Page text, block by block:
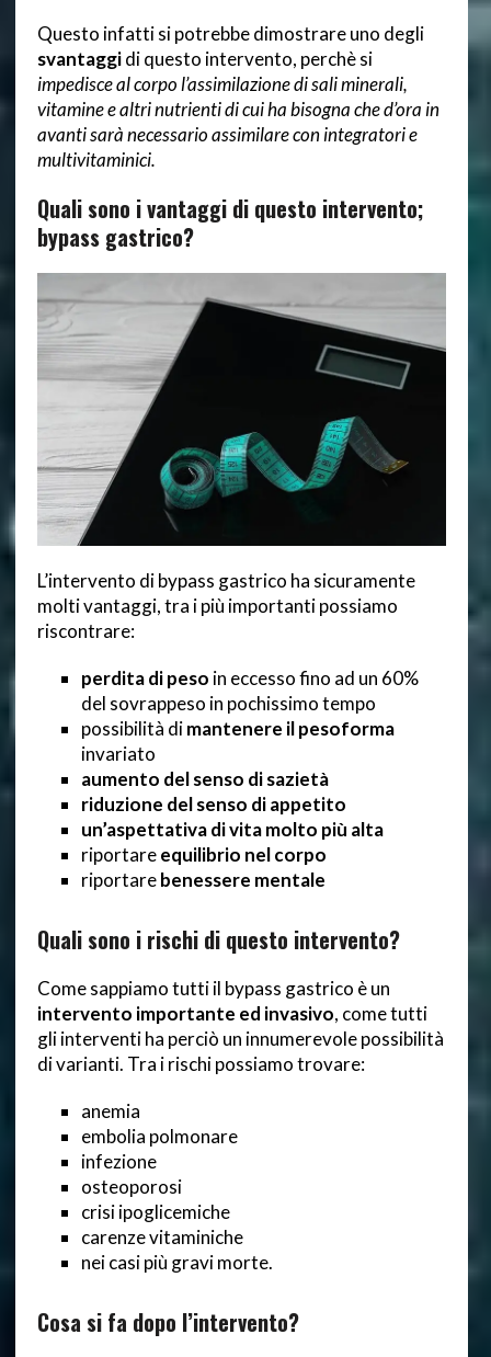
Questo infatti si potrebbe dimostrare uno degli
svantaggidi questo intervento, perchè si
impedisce al corpo l’assimilazione di sali minerali,
vitamine e altri nutrienti di cui ha bisogna che d’ora in
avanti sarà necessario assimilare con integratori e
multivitaminici.
Quali sono i vantaggi di questo intervento;
bypass gastrico?
L’intervento di bypass gastrico ha sicuramente
molti vantaggi, tra i più importanti possiamo
riscontrare:
perdita di peso in eccesso fino ad un 60%
del sovrappeso in pochissimo tempo
possibilità dimantenere il pesoforma
invariato
aumento del senso di sazietà
riduzione del senso di appetito
un’aspettativa di vita molto più alta
riportareequilibrio nel corpo
riportarebenessere mentale
Quali sono i rischi di questo intervento?
Come sappiamo tutti il bypass gastrico è un
intervento importante ed invasivo, come tutti
gli interventi ha perciò un innumerevole possibilità
di varianti. Tra i rischi possiamo trovare:
anemia
embolia polmonare
infezione
osteoporosi
crisi ipoglicemiche
carenze vitaminiche
nei casi più gravi morte.
Cosa si fa dopo l’intervento?